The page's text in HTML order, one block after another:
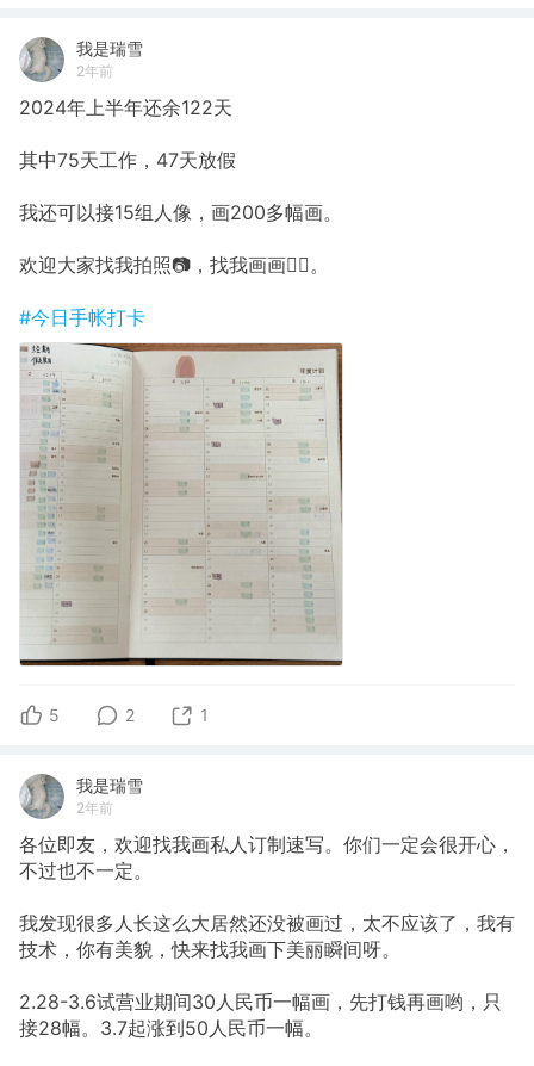
我是瑞雪
2年前
2024年上半年还余122天
其中75天工作，47天放假
我还可以接15组人像，画200多幅画。
欢迎大家找我拍照📷，找我画画✍🏼。
#今日手帐打卡
5 2 1
我是瑞雪
2年前
各位即友，欢迎找我画私人订制速写。你们一定会很开心，
不过也不一定。
我发现很多人长这么大居然还没被画过，太不应该了，我有
技术，你有美貌，快来找我画下美丽瞬间呀。
2.28-3.6试营业期间30人民币一幅画，先打钱再画哟，只
接28幅。3.7起涨到50人民币一幅。